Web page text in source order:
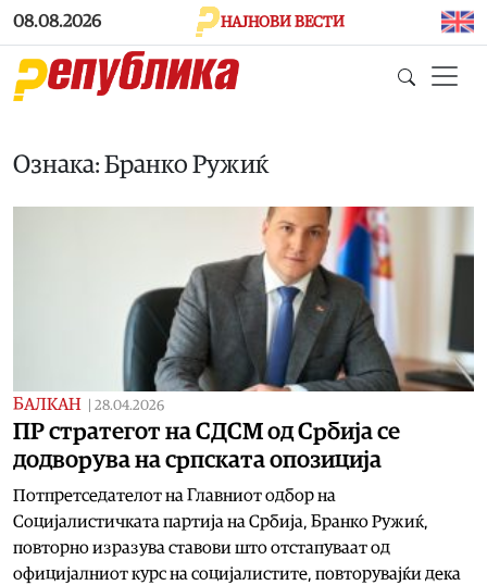
Skip to main content
08.08.2026 НАЈНОВИ ВЕСТИ
Ознака: Бранко Ружиќ
БАЛКАН 28.04.2026
ПР стратегот на СДСМ од Србија се
додворува на српската опозиција
Потпретседателот на Главниот одбор на
Социјалистичката партија на Србија, Бранко Ружиќ,
повторно изразува ставови што отстапуваат од
официјалниот курс на социјалистите, повторувајќи дека